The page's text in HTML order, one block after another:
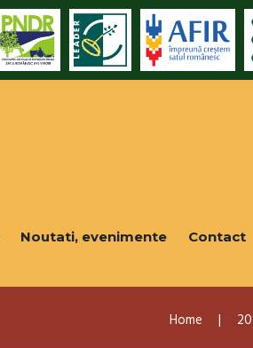
Noutati, evenimente Contact
Home